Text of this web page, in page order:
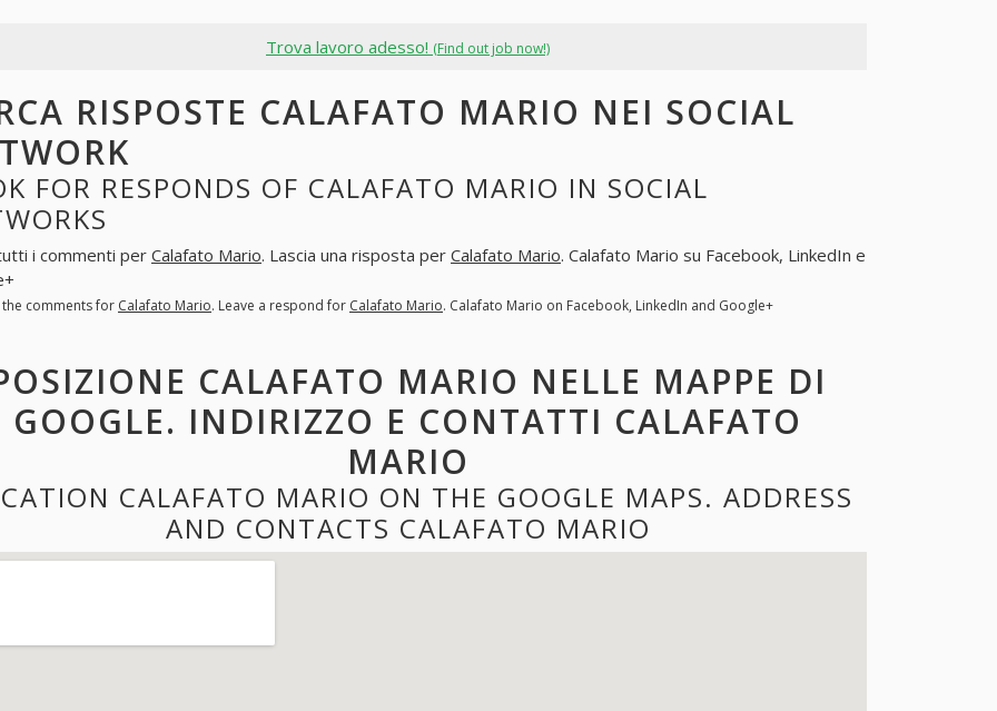
Trova lavoro adesso! (Find out job now!)
RISPOSTE CALAFATO MARIO NEI SOCIAL
FOR RESPONDS OF CALAFATO MARIO IN SOCIAL
i commenti per Calafato Mario. Lascia una risposta per Calafato Mario. Calafato Mario su Facebook, LinkedIn e
the comments for Calafato Mario. Leave a respond for Calafato Mario. Calafato Mario on Facebook, LinkedIn and Google+
CALAFATO MARIO NELLE MAPPE DI
GOOGLE. INDIRIZZO E CONTATTI CALAFATO
MARIO
CALAFATO MARIO ON THE GOOGLE MAPS. ADDRESS
AND CONTACTS CALAFATO MARIO